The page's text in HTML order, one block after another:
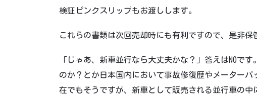
検証ピンクスリップもお渡しします。
これらの書類は次回売却時にも有利ですので、是非保
「じゃあ、新車並行なら大丈夫かな？」答えはNOで
のか？とか日本国内において事故修復歴や メーターバ
在でもそうですが、新車として販売される並行車の中